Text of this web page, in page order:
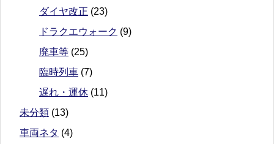
ダイヤ改正 (23)
ドラクエウォーク (9)
廃車等 (25)
臨時列車 (7)
遅れ・運休 (11)
未分類 (13)
車両ネタ (4)